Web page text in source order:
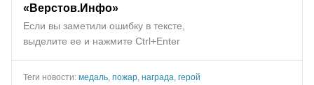
«Верстов.Инфо»
Если вы заметили ошибку в тексте,
выделите ее и нажмите Ctrl+Enter
Теги новости: медаль пожар награда герой